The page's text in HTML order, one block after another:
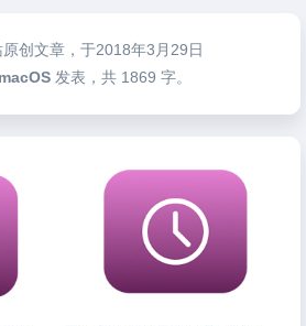
原创文章，于2018年3月29日
macOS 发表，共 1869 字。